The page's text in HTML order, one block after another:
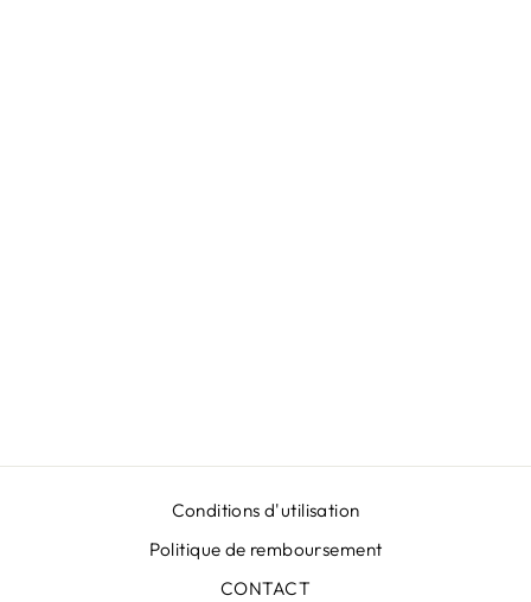
Conditions d'utilisation
Politique de remboursement
CONTACT